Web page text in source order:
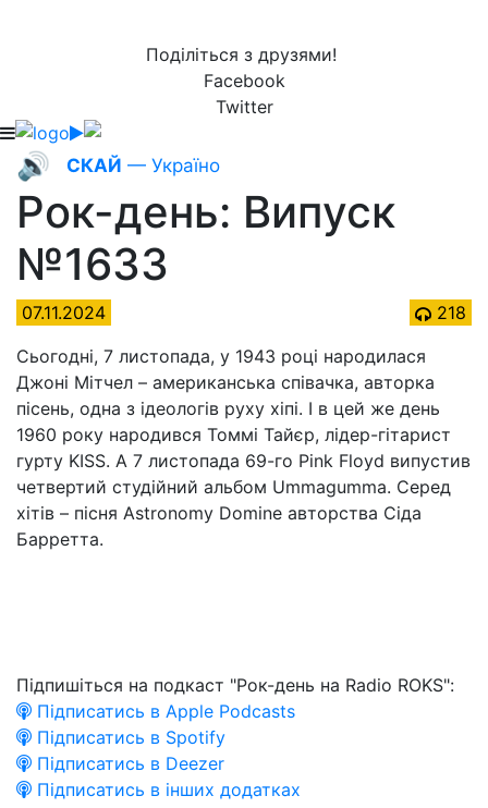
Поділіться з друзями!
Facebook
Twitter
🔊 СКАЙ — Україно
Рок-день: Випуск
№1633
07.11.2024
218
Сьогодні, 7 листопада, у 1943 році народилася
Джоні Мітчел – американська співачка, авторка
пісень, одна з ідеологів руху хіпі. І в цей же день
1960 року народився Томмі Тайєр, лідер-гітарист
гурту KISS. А 7 листопада 69-го Pink Floyd випустив
четвертий студійний альбом Ummagumma. Серед
хітів – пісня Astronomy Domine авторства Сіда
Барретта.
Підпишіться на подкаст "Рок-день на Radio ROKS":
Підписатись в Apple Podcasts
Підписатись в Spotify
Підписатись в Deezer
Підписатись в інших додатках